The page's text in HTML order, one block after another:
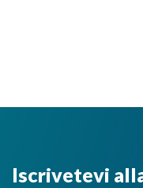
Iscrivetevi